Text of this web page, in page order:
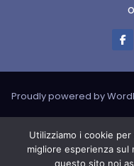
Proudly powered by
LIVE RADIO
Utilizziamo i cookie
migliore esperienza
questo sito noi